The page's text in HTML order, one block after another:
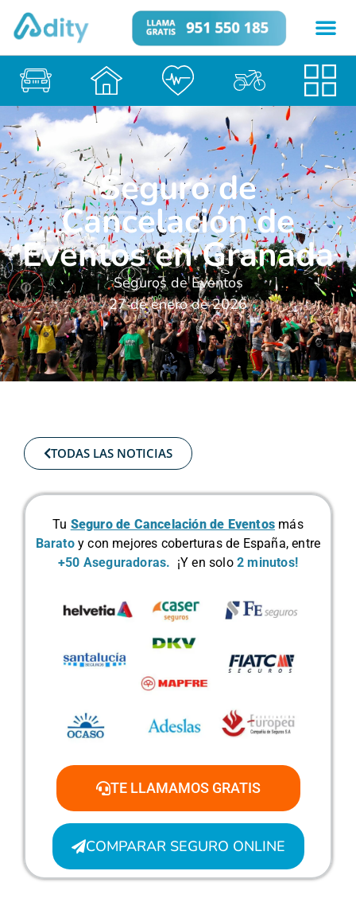
Seguro de
Cancelación de
Eventos en Granada
Seguros de Eventos
27 de enero de 2026
TODAS LAS NOTICIAS
Tu Seguro de Cancelación de Eventos más
Baratoy con mejores coberturas de España, entre
+50 Aseguradoras. ¡Y en solo 2 minutos!
TE LLAMAMOS GRATIS
COMPARAR SEGURO ONLINE